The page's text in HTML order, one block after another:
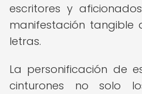
escritores y
manifestación tangible
letras.
La personificación de
cinturones no solo